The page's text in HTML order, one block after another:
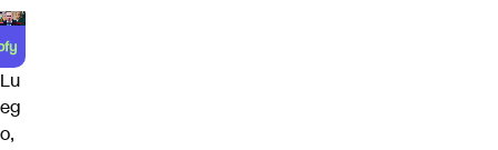
Lu
eg
o,